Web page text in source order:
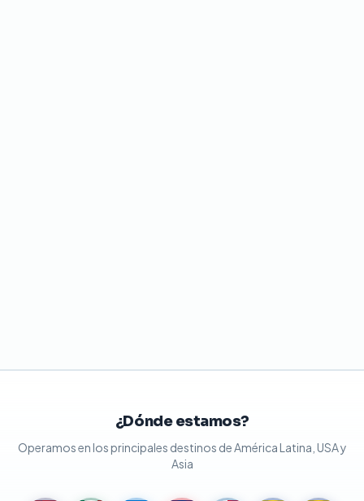
¿Dónde estamos?
Operamos en los principales destinos de América Latina, USA y
Asia